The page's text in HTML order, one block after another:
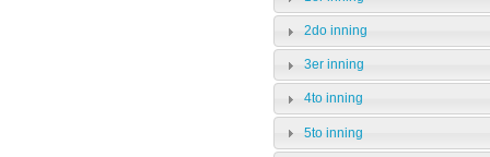
2do inning
3er inning
4to inning
5to inning